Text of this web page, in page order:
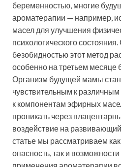
беременностью, многие
ароматерапии — например,
масел для улучшения
психологического
безобидностью этот метод
особенно на третьем месяце
Организм будущей мамы
чувствительным к
к компонентам эфирных
проникать через
воздействие на
статье мы рассматриваем
опасность, так и